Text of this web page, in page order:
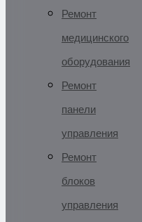
Ремонт
медицинского
оборудования
Ремонт
панели
управления
Ремонт
блоков
управления